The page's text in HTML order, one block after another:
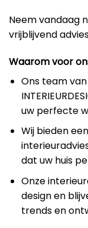
Neem vandaag
vrijblijvend
Waarom voor
Ons team
uw perfecte
Wij bieden
dat uw huis
Onze
design en
trends en